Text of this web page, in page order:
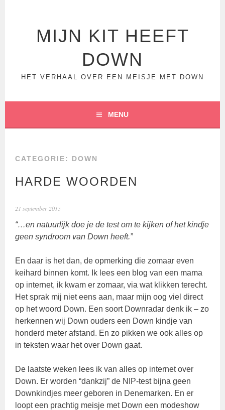
MIJN KIT HEEFT
DOWN
HET VERHAAL OVER EEN MEISJE MET DOWN
MENU
CATEGORIE: DOWN
HARDE WOORDEN
21 september 2015
“…en natuurlijk doe je de test om te kijken of het kindje
geen syndroom van Down heeft.”
En daar is het dan, de opmerking die zomaar even
keihard binnen komt. Ik lees een blog van een mama
op internet, ik kwam er zomaar, via wat klikken terecht.
Het sprak mij niet eens aan, maar mijn oog viel direct
op het woord Down. Een soort Downradar denk ik – zo
herkennen wij Down ouders een Down kindje van
honderd meter afstand. En zo pikken we ook alles op
in teksten waar het over Down gaat.
De laatste weken lees ik van alles op internet over
Down. Er worden “dankzij” de NIP-test bijna geen
Downkindjes meer geboren in Denemarken. En er
loopt een prachtig meisje met Down een modeshow